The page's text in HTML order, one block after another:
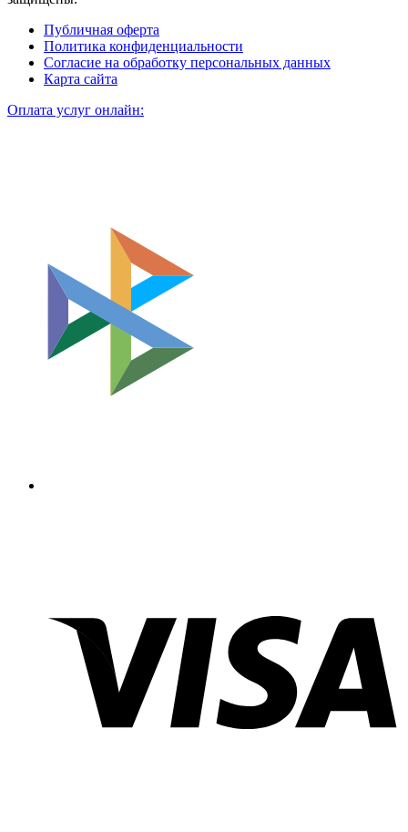
Публичная оферта
Политика конфиденциальности
Согласие на обработку персональных данных
Карта сайта
Оплата услуг онлайн: